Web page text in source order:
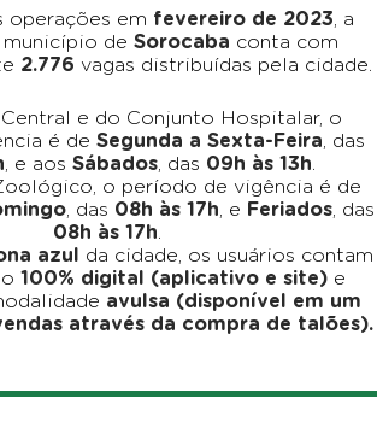
operações em fevereiro de 2023 , a
município de Sorocaba conta com
2.776 vagas distribuídas pela cidade.
Central e do Conjunto Hospitalar, o
é de Segunda a Sexta-Feira , das
, e aos Sábados , das 09h às 13h
o período de vigência é de
, das 08h às 17h , e Feriados, das
08h às 17h
azul
da cidade, os usuários contam
100% digital (aplicativo e site) e
avulsa (disponível em um
através da compra de talões).